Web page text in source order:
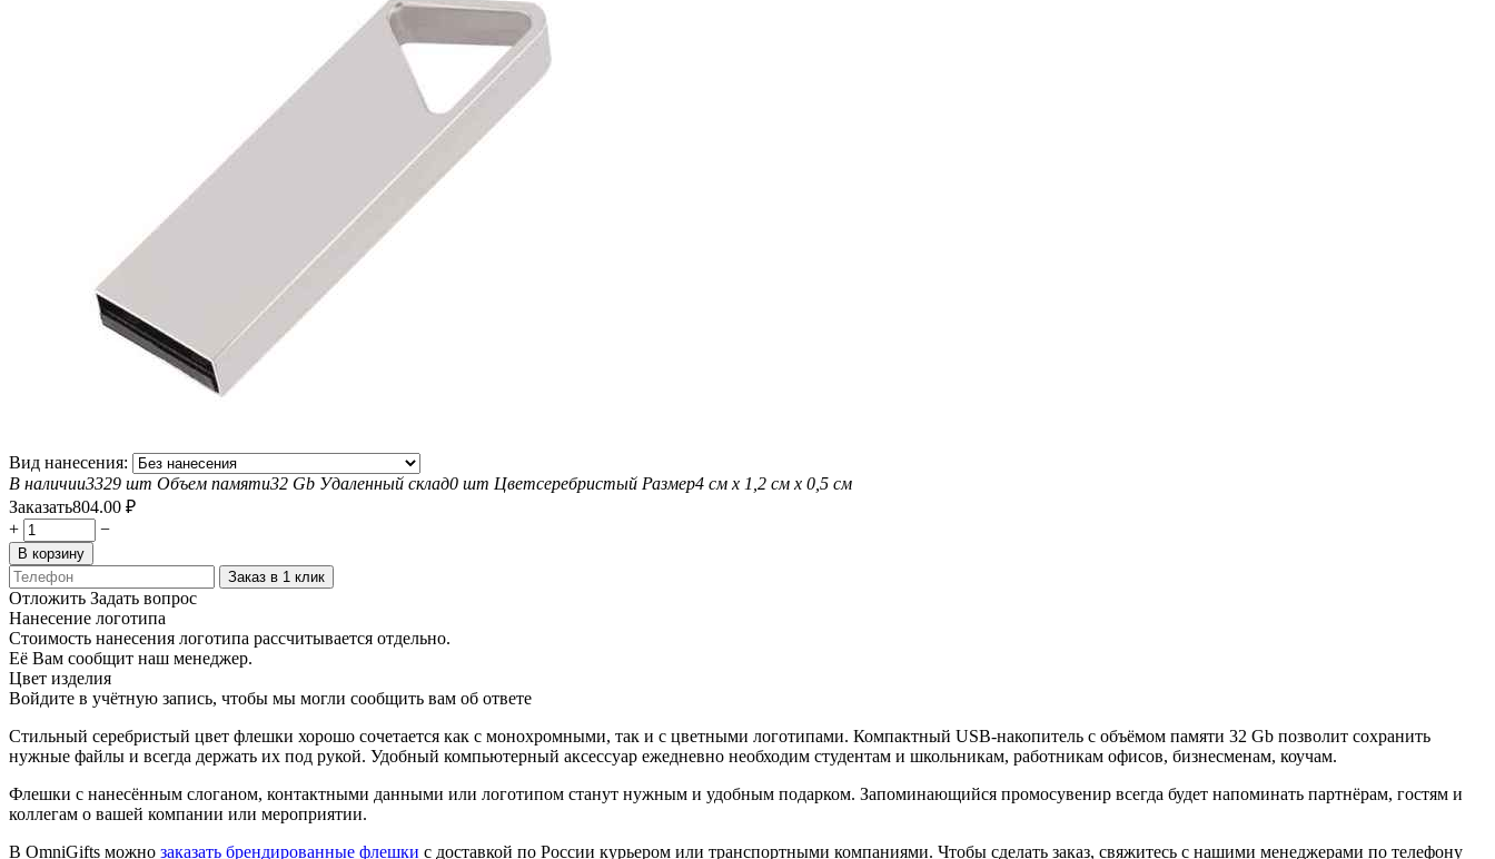
Вид нанесения:
В наличии3329 шт Объем памяти32 Gb Удаленный склад0 шт Цветсеребристый Размер4 см х 1,2 см х 0,5 см
Заказать804.00 ₽
+
−
В корзину
Заказ в 1 клик
Отложить Задать вопрос
Нанесение логотипа
Стоимость нанесения логотипа рассчитывается отдельно.
Её Вам сообщит наш менеджер.
Цвет изделия
Войдите в учётную запись, чтобы мы могли сообщить вам об ответе
Стильный серебристый цвет флешки хорошо сочетается как с монохромными, так и с цветными логотипами. Компактный USB-накопитель с объёмом памяти 32 Gb позволит сохранить
нужные файлы и всегда держать их под рукой. Удобный компьютерный аксессуар ежедневно необходим студентам и школьникам, работникам офисов, бизнесменам, коучам.
Флешки с нанесённым слоганом, контактными данными или логотипом станут нужным и удобным подарком. Запоминающийся промосувенир всегда будет напоминать партнёрам, гостям и
коллегам о вашей компании или мероприятии.
В OmniGifts можно заказать брендированные флешки с доставкой по России курьером или транспортными компаниями. Чтобы сделать заказ, свяжитесь с нашими менеджерами по телефону